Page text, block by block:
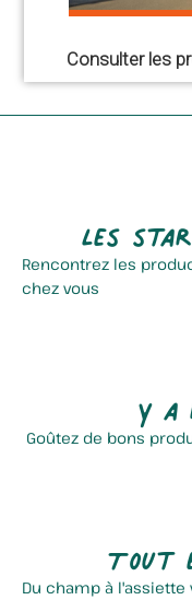
Consulter les
Les
Rencontrez les
chez vous
Y
Goûtez de bons
Tout
Du champ à